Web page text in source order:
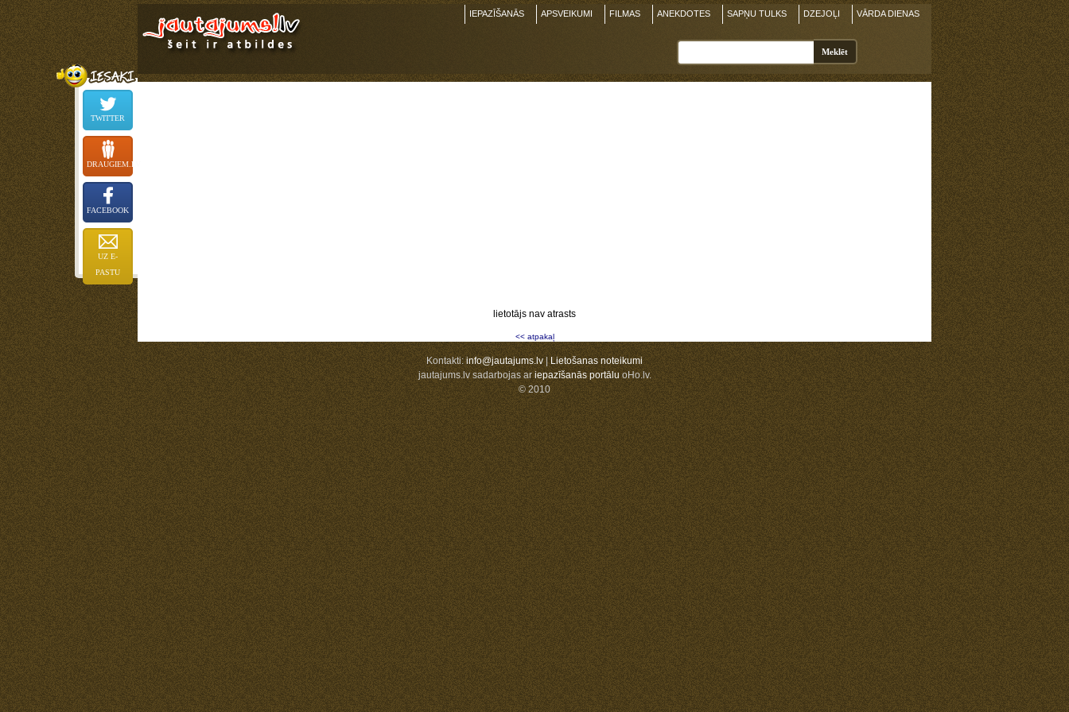
IEPAZĪŠANĀS APSVEIKUMI FILMAS ANEKDOTES SAPŅU TULKS DZEJOĻI VĀRDA DIENAS
lietotājs nav atrasts
<< atpakaļ
TWITTER
DRAUGIEM.LV
FACEBOOK
UZ E-
PASTU
Kontakti:info@jautajums.lv|Lietošanas noteikumi
jautajums.lv sadarbojas ariepazīšanās portāluoHo.lv.
© 2010